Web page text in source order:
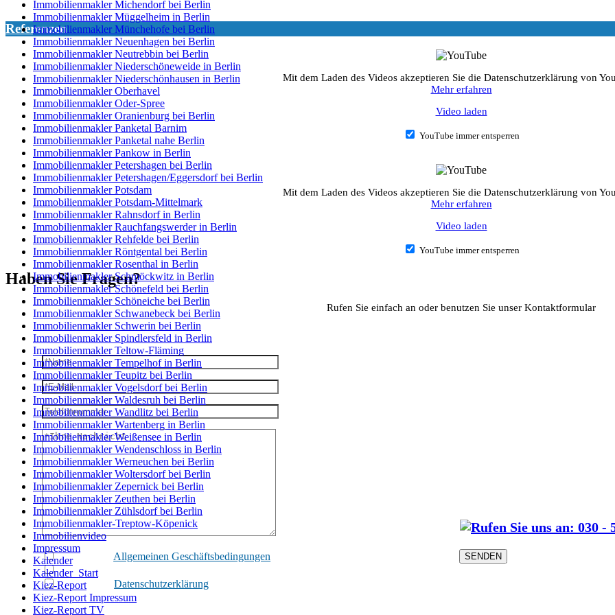
Immobilienmakler Michendorf bei Berlin
Immobilienmakler Müggelheim in Berlin
Immobilienmakler Münchehofe bei Berlin
Immobilienmakler Neuenhagen bei Berlin
Immobilienmakler Neutrebbin bei Berlin
Immobilienmakler Niederschöneweide in Berlin
Immobilienmakler Niederschönhausen in Berlin
Immobilienmakler Oberhavel
Immobilienmakler Oder-Spree
Immobilienmakler Oranienburg bei Berlin
Immobilienmakler Panketal Barnim
Immobilienmakler Panketal nahe Berlin
Immobilienmakler Pankow in Berlin
Immobilienmakler Petershagen bei Berlin
Immobilienmakler Petershagen/Eggersdorf bei Berlin
Immobilienmakler Potsdam
Immobilienmakler Potsdam-Mittelmark
Immobilienmakler Rahnsdorf in Berlin
Immobilienmakler Rauchfangswerder in Berlin
Immobilienmakler Rehfelde bei Berlin
Immobilienmakler Röntgental bei Berlin
Immobilienmakler Rosenthal in Berlin
Immobilienmakler Schmöckwitz in Berlin
Immobilienmakler Schönefeld bei Berlin
Immobilienmakler Schöneiche bei Berlin
Immobilienmakler Schwanebeck bei Berlin
Immobilienmakler Schwerin bei Berlin
Immobilienmakler Spindlersfeld in Berlin
Immobilienmakler Teltow-Fläming
Immobilienmakler Tempelhof in Berlin
Immobilienmakler Teupitz bei Berlin
Immobilienmakler Vogelsdorf bei Berlin
Immobilienmakler Waldesruh bei Berlin
Immobilienmakler Wandlitz bei Berlin
Immobilienmakler Wartenberg in Berlin
Immobilienmakler Weißensee in Berlin
Immobilienmakler Wendenschloss in Berlin
Immobilienmakler Werneuchen bei Berlin
Immobilienmakler Woltersdorf bei Berlin
Immobilienmakler Zepernick bei Berlin
Immobilienmakler Zeuthen bei Berlin
Immobilienmakler Zühlsdorf bei Berlin
Immobilienmakler-Treptow-Köpenick
Immobilienvideo
Impressum
Kalender
Kalender_Start
Kiez-Report
Kiez-Report Impressum
Kiez-Report TV
Referenzen
Mit dem Laden des Videos akzeptieren Sie die Datenschutzerklärung von
Mehr erfahren
Video laden
YouTube immer entsperren
Mit dem Laden des Videos akzeptieren Sie die Datenschutzerklärung von
Mehr erfahren
Video laden
YouTube immer entsperren
Haben Sie Fragen?
Rufen Sie einfach an oder benutzen Sie unser Kontaktformular
Ich habe die Allgemeinen Geschäftsbedingungen
Ich bin ein
Ich habe dieDatenschutzerklärung
verarbeitet werden. Mir ist bekannt, dass ich diese Einwilligung jederzeit per Post oder E-Mail an info@bachmann-immobilien.de